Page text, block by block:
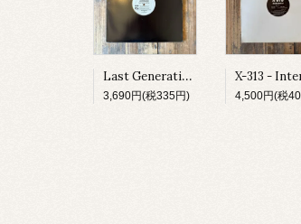
Last Generation - Spiritual Influence E.P.
3,690円(税335円) 4,500円(税